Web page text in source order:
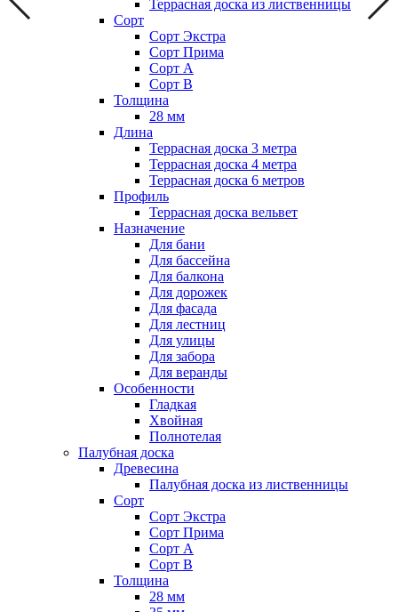
Террасная доска из лиственницы
Сорт
Сорт Экстра
Сорт Прима
Сорт А
Сорт В
Толщина
28 мм
Длина
Террасная доска 3 метра
Террасная доска 4 метра
Террасная доска 6 метров
Профиль
Террасная доска вельвет
Назначение
Для бани
Для бассейна
Для балкона
Для дорожек
Для фасада
Для лестниц
Для улицы
Для забора
Для веранды
Особенности
Гладкая
Хвойная
Полнотелая
Палубная доска
Древесина
Палубная доска из лиственницы
Сорт
Сорт Экстра
Сорт Прима
Сорт A
Сорт B
Толщина
28 мм